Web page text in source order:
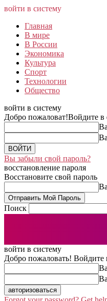
войти в систему
Главная
В мире
В России
Экономика
Культура
Спорт
Технологии
Общество
войти в систему
Добро пожаловат!Войдите в
Вы забыли свой пароль?
восстановление пароля
Восстановите свой пароль
Поиск
войти в систему
Добро пожаловать! Войдите